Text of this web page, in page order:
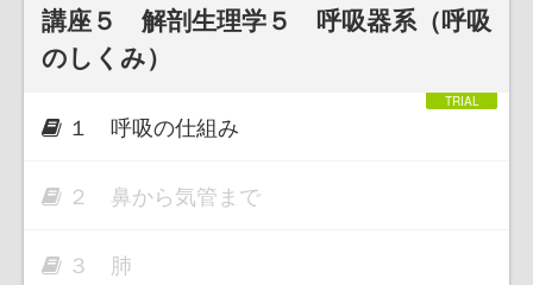
講座５ 解剖生理学５ 呼吸器系（呼吸
のしくみ）
１ 呼吸の仕組み
２ 鼻から気管まで
３ 肺